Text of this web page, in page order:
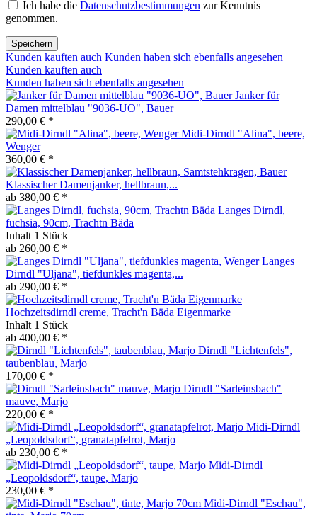
Ich habe die Datenschutzbestimmungen zur Kenntnis
genommen.
Speichern
Kunden kauften auch Kunden haben sich ebenfalls angesehen
Kunden kauften auch
Kunden haben sich ebenfalls angesehen
Janker für
Damen mittelblau "9036-UO", Bauer
290,00 € *
Midi-Dirndl "Alina", beere,
Wenger
360,00 € *
Klassischer Damenjanker, hellbraun,...
ab 380,00 € *
Langes Dirndl,
fuchsia, 90cm, Trachtn Bäda
Inhalt 1 Stück
ab 260,00 € *
Langes
Dirndl "Uljana", tiefdunkles magenta,...
ab 290,00 € *
Hochzeitsdirndl creme, Tracht'n Bäda Eigenmarke
Inhalt 1 Stück
ab 400,00 € *
Dirndl "Lichtenfels",
taubenblau, Marjo
170,00 € *
Dirndl "Sarleinsbach"
mauve, Marjo
220,00 € *
Midi-Dirndl
„Leopoldsdorf“, granatapfelrot, Marjo
ab 230,00 € *
Midi-Dirndl
„Leopoldsdorf“, taupe, Marjo
230,00 € *
Midi-Dirndl "Eschau",